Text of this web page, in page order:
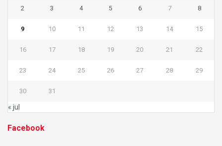
2 3 4 5 6 7 8
9 10 11 12 13 14 15
16 17 18 19 20 21 22
23 24 25 26 27 28 29
30 31
« jul
Facebook